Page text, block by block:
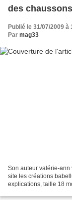
des
Publié le 31/07/2009 à
Par mag33
Son auteur valérie-ann
site les créations
explications, taille 18